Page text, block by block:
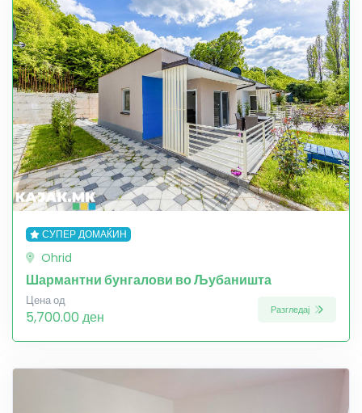
СУПЕР ДОМАЌИН
Ohrid
Шармантни бунгалови во Љубаништа
Цена од
5,700.00 ден Разгледај